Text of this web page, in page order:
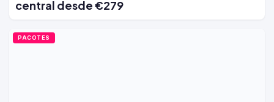
central desde €279
PACOTES